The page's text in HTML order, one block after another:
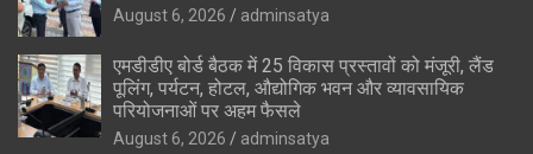
August 6, 2026 adminsatya
एमडीडीए बोर्ड बैठक में 25 विकास प्रस्तावों को मंजूरी, लैंड
पूलिंग, पर्यटन, होटल, औद्योगिक भवन और व्यावसायिक
परियोजनाओं पर अहम फैसले
August 6, 2026 adminsatya